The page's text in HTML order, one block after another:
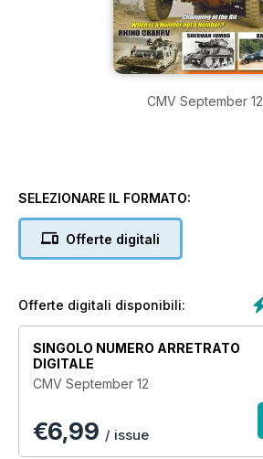
CMV September 12
SELEZIONARE IL FORMATO:
Offerte digitali
Offerte digitali disponibili:
SINGOLO NUMERO ARRETRATO
DIGITALE
CMV September 12
€6,99 / issue